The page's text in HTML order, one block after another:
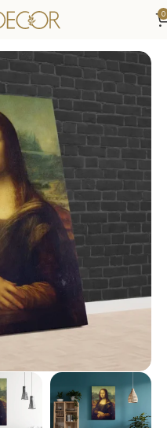
0
1503 (Leonardo da Vinci)